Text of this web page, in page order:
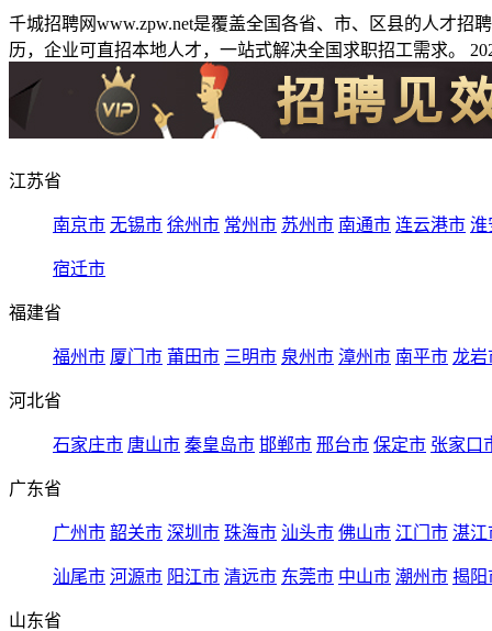
千城招聘网www.zpw.net是覆盖全国各省、市、区县的人才
历，企业可直招本地人才，一站式解决全国求职招工需求。
江苏省
南京市 无锡市 徐州市 常州市 苏州市 南通市 连云港市 淮
宿迁市
福建省
福州市 厦门市 莆田市 三明市 泉州市 漳州市 南平市 龙岩
河北省
石家庄市 唐山市 秦皇岛市 邯郸市 邢台市 保定市 张家口
广东省
广州市 韶关市 深圳市 珠海市 汕头市 佛山市 江门市 湛江
汕尾市 河源市 阳江市 清远市 东莞市 中山市 潮州市 揭阳
山东省